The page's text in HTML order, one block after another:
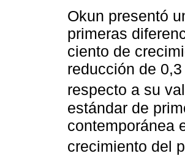
Okun presentó
primeras
ciento de
reducción de
respecto a su
estándar de
contemporánea
crecimiento del